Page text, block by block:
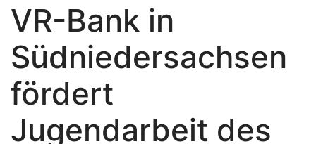
VR-Bank in
Südniedersachsen
fördert
Jugendarbeit des